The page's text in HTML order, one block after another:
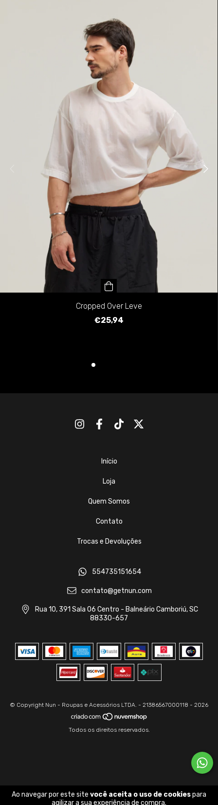
Ao navegar por este site você aceita o uso de cookiespara
agilizar a sua experiência de compra.
Cropped Over Leve
€25,94
Início
Loja
Quem Somos
Contato
Trocas e Devoluções
554735151654
contato@getnun.com
Rua 10, 391 Sala 06 Centro - Balneário Camboriú, SC
88330-657
© Copyright Nun - Roupas e Acessórios LTDA. - 21386567000118 - 2026
Todos os direitos reservados.